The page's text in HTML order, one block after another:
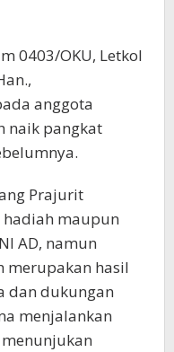
0403/OKU, Letkol
anggota
naik pangkat
Prajurit
maupun
AD, namun
merupakan hasil
dan dukungan
menjalankan